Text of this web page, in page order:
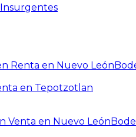
Renta en Nuevo León
en Tepotzotlan
Venta en Nuevo León